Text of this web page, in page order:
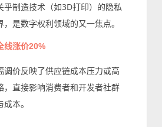
乎制造技术（如3D打印）的隐私
是数字权利领域的又一焦点。
线涨价20%
调价反映了供应链成本压力或高
，直接影响消费者和开发者社群
本。